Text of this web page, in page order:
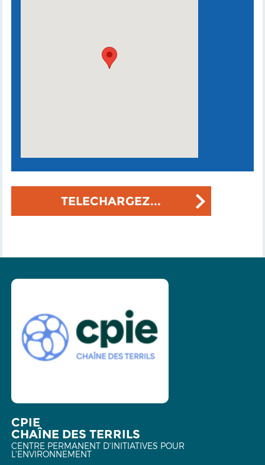
TELECHARGEZ...
CPIE
CHAÎNE DES TERRILS
CENTRE PERMANENT D'INITIATIVES POUR
L'ENVIRONNEMENT